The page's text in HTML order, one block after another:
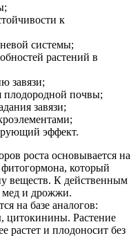
к
системы;
растений в
завязи;
плодородной почвы;
завязи;
эффект.
роста основывается на
который
веществ. К действенным
мед и дрожжи.
на базе аналогов:
цитокинины. Растение
растет и плодоносит без